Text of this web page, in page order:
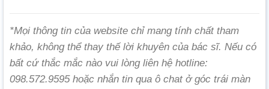
*Mọi thông tin của website chỉ mang tính chất tham
khảo, không thể thay thế lời khuyên của bác sĩ. Nếu có
bất cứ thắc mắc nào vui lòng liên hệ hotline:
098.572.9595 hoặc nhắn tin qua ô chat ở góc trái màn